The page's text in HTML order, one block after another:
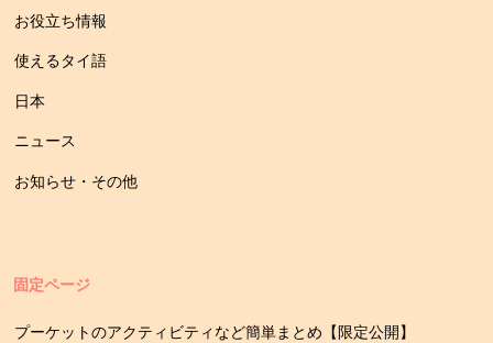
お役立ち情報
使えるタイ語
日本
ニュース
お知らせ・その他
固定ページ
プーケットのアクティビティなど簡単まとめ【限定公開】